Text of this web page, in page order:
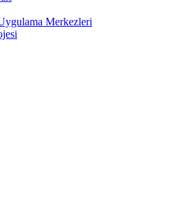
Merkezleri